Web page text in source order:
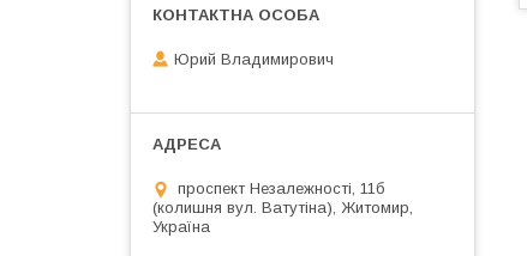
Юрий Владимирович
проспект Незалежності, 11б
(колишня вул. Ватутіна), Житомир,
Україна